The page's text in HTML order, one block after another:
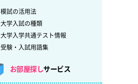
模試の活用法
大学入試の種類
大学入学共通テスト情報
受験・入試用語集
お部屋探しサービス